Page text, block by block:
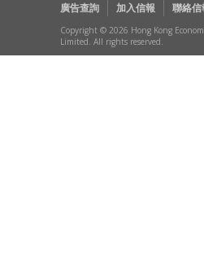
廣告查詢
加入信報 聯絡信
Copyright © 2026 Hong Kong
Limited. All rights reserved.